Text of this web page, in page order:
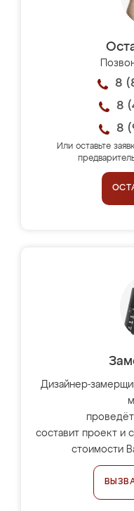
8
8
8
Или оставьте
Дизайнер-
составит проект и
стоимости